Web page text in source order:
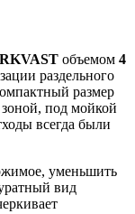
объемом 4
раздельного
размер
зоной, под мойкой
всегда были
уменьшить
вид